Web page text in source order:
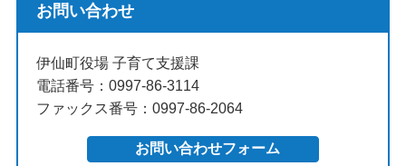
お問い合わせ
伊仙町役場 子育て支援課
電話番号：0997-86-3114
ファックス番号：0997-86-2064